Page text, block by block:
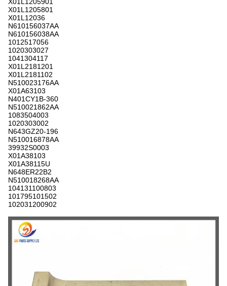
X01L1205801
X01L12036
N610156037AA
N610156038AA
1012517056
1020303027
1041304117
X01L2181201
X01L2181102
N510023176AA
X01A63103
N401CY1B-360
N510021862AA
1083504003
1020303002
N643GZ20-196
N510016878AA
39932S0003
X01A38103
X01A38115U
N648ER22B2
N510018268AA
104131100803
101795101502
102031200902